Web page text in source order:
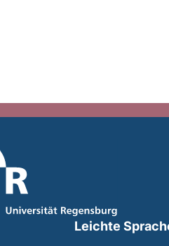
Leichte